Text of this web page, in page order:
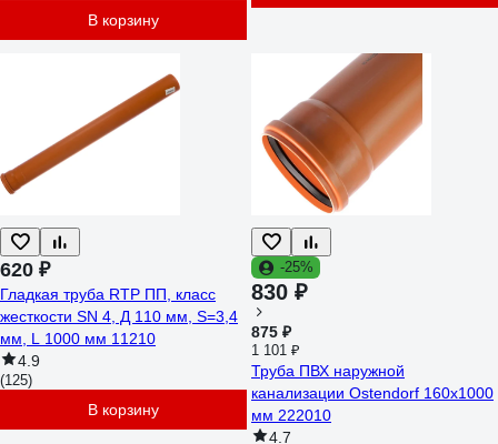
В корзину
620 ₽
Гладкая труба RTP ПП, класс
жесткости SN 4, Д 110 мм, S=3,4
мм, L 1000 мм 11210
4.9
(125)
В корзину
-25%
830 ₽
875 ₽
1 101 ₽
Труба ПВХ наружной
канализации Ostendorf 160х1000
мм 222010
4.7